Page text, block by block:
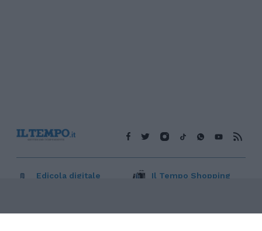
Edicola digitale Il Tempo Shopping